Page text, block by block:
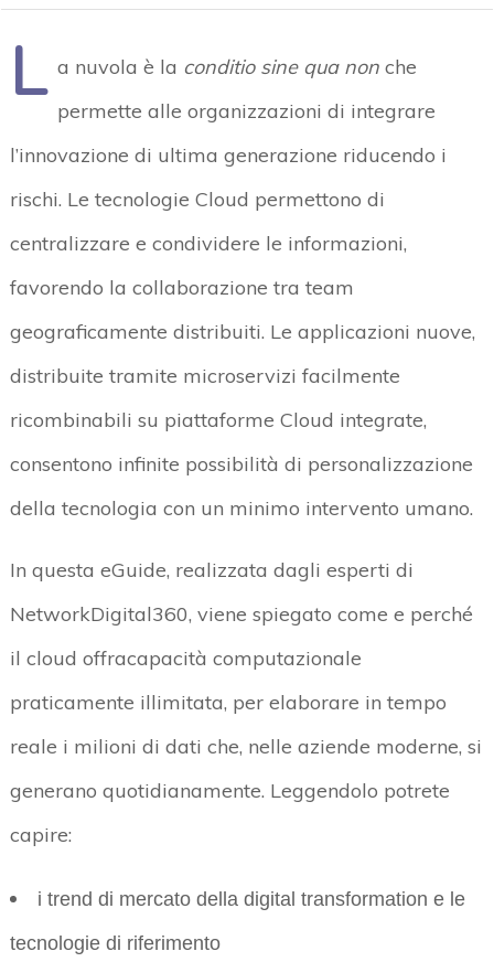
L a nuvola è la conditio sine qua non che
permette alle organizzazioni di integrare
l’innovazione di ultima generazione riducendo i
rischi. Le tecnologie Cloud permettono di
centralizzare e condividere le informazioni,
favorendo la collaborazione tra team
geograficamente distribuiti. Le applicazioni nuove,
distribuite tramite microservizi facilmente
ricombinabili su piattaforme Cloud integrate,
consentono infinite possibilità di personalizzazione
della tecnologia con un minimo intervento umano.
In questa eGuide, realizzata dagli esperti di
NetworkDigital360, viene spiegato come e perché
il cloud offracapacità computazionale
praticamente illimitata, per elaborare in tempo
reale i milioni di dati che, nelle aziende moderne, si
generano quotidianamente. Leggendolo potrete
capire:
i trend di mercato della digital transformation e le
tecnologie di riferimento